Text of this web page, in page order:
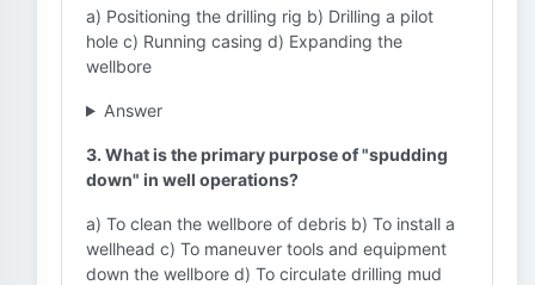
a) Positioning the drilling rig b) Drilling a pilot
hole c) Running casing d) Expanding the
wellbore
Answer
3. What is the primary purpose of "spudding
down" in well operations?
a) To clean the wellbore of debris b) To install a
wellhead c) To maneuver tools and equipment
down the wellbore d) To circulate drilling mud